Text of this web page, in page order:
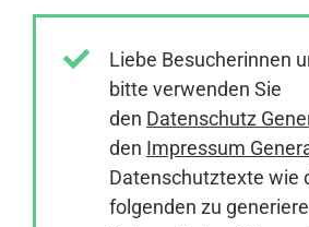
Pressemitteilungen
Liebe Besucherinnen
bitte verwenden Sie
den Datenschutz
den Impressum
Datenschutztexte wie
folgenden zu